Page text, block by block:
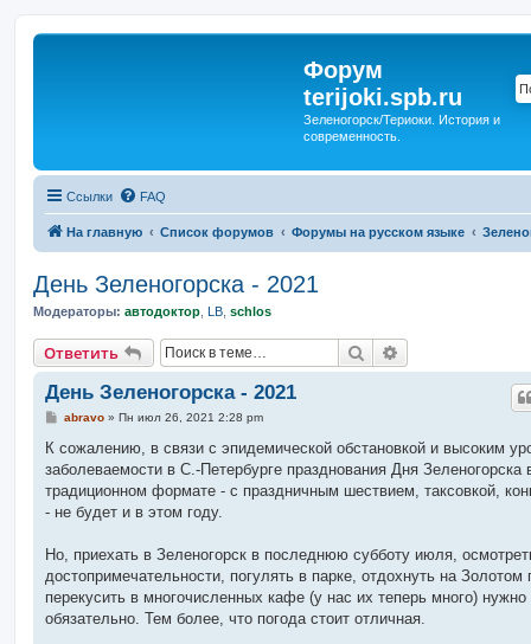
Форум
terijoki.spb.ru
Зеленогорск/Териоки. История и
современность.
Ссылки FAQ
На главную Список форумов Форумы на русском языке
День Зеленогорска - 2021
Модераторы: автодоктор LB schlos
Ответить Поиск
День Зеленогорска - 2021
С
о
щ
е
и
abravo» Пн июл 26, 2021 2:28 pm
К сожалению, в связи с эпидемической обстановкой и высоким
заболеваемости в С.-Петербурге празднования Дня Зеленогорска
традиционном формате - с праздничным шествием, таксовкой,
- не будет и в этом году.
Но, приехать в Зеленогорск в последнюю субботу июля,
достопримечательности, погулять в парке, отдохнуть на Золотом
перекусить в многочисленных кафе (у нас их теперь много) нужно
обязательно. Тем более, что погода стоит отличная.